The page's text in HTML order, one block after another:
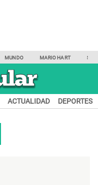
MUNDO MARIO HART
ACTUALIDAD DEPORTES